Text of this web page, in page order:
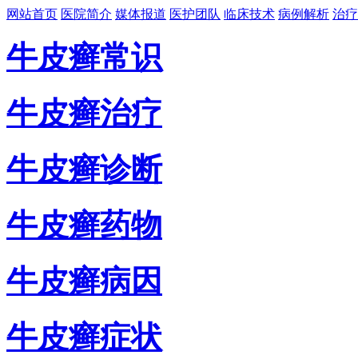
网站首页 医院简介 媒体报道 医护团队 临床技术 病例解析 治
牛皮癣常识
牛皮癣治疗
牛皮癣诊断
牛皮癣药物
牛皮癣病因
牛皮癣症状